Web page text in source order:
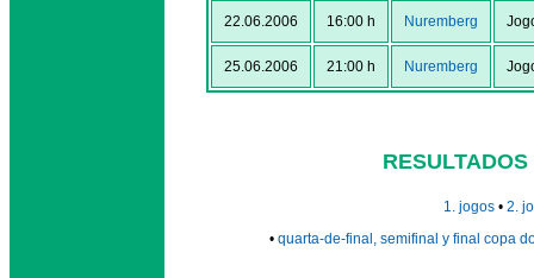
22.06.2006 16:00 h Nuremberg
25.06.2006 21:00 h Nuremberg
1. jogos• 2.
• quarta-de-final, semifinal y final copa